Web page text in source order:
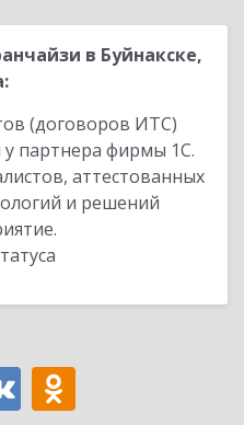
в Буйнакске,
(договоров ИТС)
партнера фирмы 1С.
аттестованных
и решений